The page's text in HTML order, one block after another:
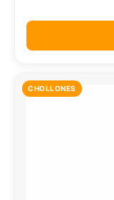
CHOLLONES